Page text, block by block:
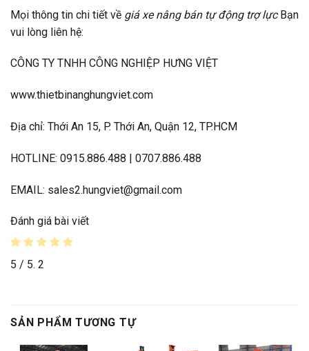
Mọi thông tin chi tiết về giá xe nâng bán tự động trợ lựcBạn
vui lòng liên hệ:
CÔNG TY TNHH CÔNG NGHIỆP HƯNG VIỆT
www.thietbinanghungviet.com
Địa chỉ: Thới An 15, P. Thới An, Quận 12, TP.HCM
HOTLINE: 0915.886.488 | 0707.886.488
EMAIL: sales2.hungviet@gmail.com
Đánh giá bài viết
5 / 5. 2
SẢN PHẨM TƯƠNG TỰ